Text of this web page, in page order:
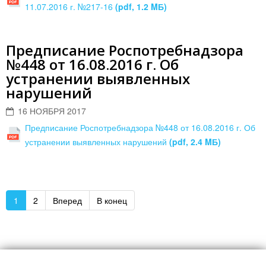
11.07.2016 г. №217-16 (pdf, 1.2 MБ)
Предписание Роспотребнадзора
№448 от 16.08.2016 г. Об
устранении выявленных
нарушений
16 НОЯБРЯ 2017
Предписание Роспотребнадзора №448 от 16.08.2016 г. Об
устранении выявленных нарушений (pdf, 2.4 MБ)
1 2 Вперед В конец